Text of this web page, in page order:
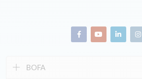
BOFA